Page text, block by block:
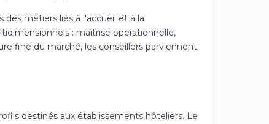
des métiers liés à l'accueil et à la
: maîtrise opérationnelle,
fine du marché, les conseillers parviennent
destinés aux établissements hôteliers. Le